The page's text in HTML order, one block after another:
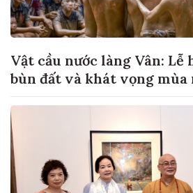
Vật cầu nước làng Vân: Lễ
bùn đất và khát vọng mùa